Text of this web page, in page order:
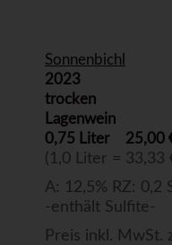
Sonnenbichl
2023
trocken
Lagenwein
0,75 Liter
25,00
(1,0 Liter = 33,33
A: 12,5% RZ: 0,2
-enthält Sulfite-
Preis inkl. MwSt.